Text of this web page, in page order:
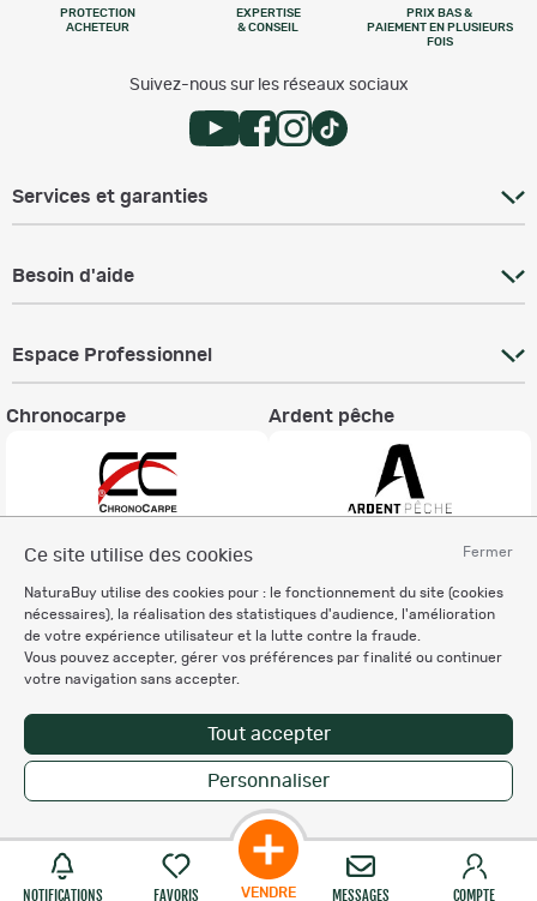
Fermer
Ce site utilise des cookies
NaturaBuy utilise des cookies pour : le fonctionnement du site (cookies
nécessaires), la réalisation des statistiques d'audience, l'amélioration
de votre expérience utilisateur et la lutte contre la fraude.
Vous pouvez accepter, gérer vos préférences par finalité ou continuer
votre navigation sans accepter.
Tout accepter
Personnaliser
NOTIFICATIONS FAVORIS VENDRE MESSAGES COMPTE
PROTECTION
ACHETEUR
EXPERTISE
& CONSEIL
PRIX BAS &
PAIEMENT EN PLUSIEURS
FOIS
Suivez-nous sur les réseaux sociaux
Services et garanties
Besoin d'aide
Espace Professionnel
Chronocarpe Ardent pêche
Charte éthique
Mentions légales
Règlement & Conditions d'utilisation
Politique de protection
des données personnelles
Personnalisation des cookies
Copyright © 2007-2026 NaturaBuy. Tous droits réservés. N°CNIL: 1239459.
Les marques commerciales mentionnées appartiennent à leurs propriétaires
respectifs in 0.049 s
Suggestions de recherche
Site NaturaBuy classique